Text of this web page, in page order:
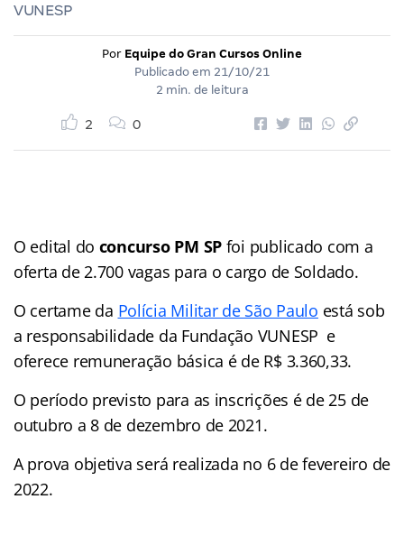
VUNESP
Por Equipe do Gran Cursos Online
Publicado em 21/10/21
2 min. de leitura
2 0
O edital do concurso PM SPfoi publicado com a
oferta de 2.700 vagas para o cargo de Soldado.
O certame da Polícia Militar de São Paulo está sob
a responsabilidade da Fundação VUNESP e
oferece remuneração básica é de R$ 3.360,33.
O período previsto para as inscrições é de 25 de
outubro a 8 de dezembro de 2021.
A prova objetiva será realizada no 6 de fevereiro de
2022.